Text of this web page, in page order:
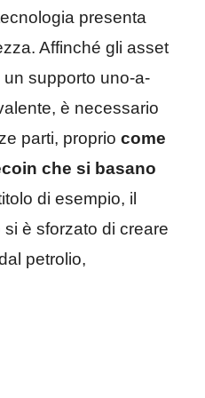
presenta
Affinché gli asset
supporto uno-a-
è necessario
parti, proprio come
che si basano
di esempio, il
è sforzato di creare
petrolio,